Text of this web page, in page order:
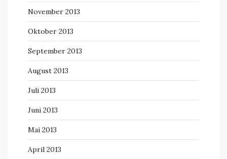
November 2013
Oktober 2013
September 2013
August 2013
Juli 2013
Juni 2013
Mai 2013
April 2013